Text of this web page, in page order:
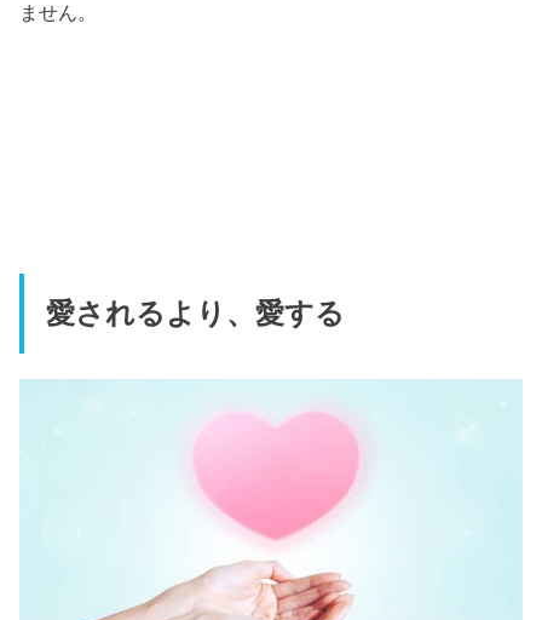
ません。
愛されるより、愛する